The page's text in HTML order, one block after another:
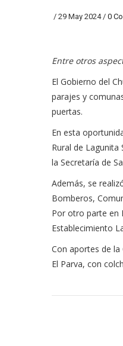
/ 29 May 2024 / 0
Entre otros
El Gobierno del
parajes y
puertas.
En esta
Rural de
la Secretaría de
Además, se
Bomberos,
Por otro parte en
Establecimiento
Con aportes de la
El Parva, con